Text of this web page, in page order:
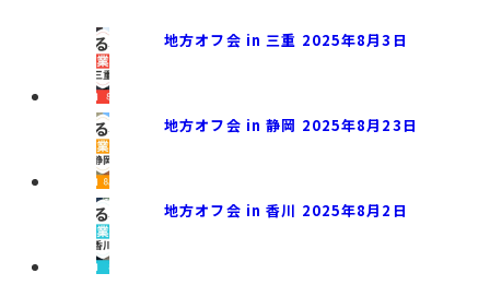
地方オフ会 in 三重 2025年8月3日
地方オフ会 in 静岡 2025年8月23日
地方オフ会 in 香川 2025年8月2日